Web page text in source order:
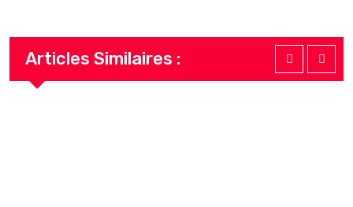
Articles Similaires :